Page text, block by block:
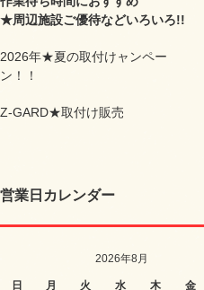
★周辺施設ご優待などいろいろ!!
2026年★夏の取付けャンペー
ン！！
Z-GARD★取付け販売
営業日カレンダー
2026年8月
日 月 火 水 木 金